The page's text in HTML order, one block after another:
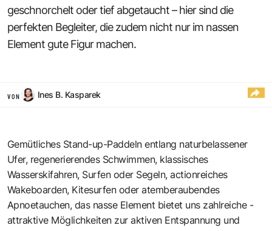
geschnorchelt oder tief abgetaucht – hier sind die
perfekten Begleiter, die zudem nicht nur im nassen
Element gute Figur machen.
VON Ines B. Kasparek
Gemütliches Stand-up-Paddeln entlang naturbelassener
Ufer, regenerierendes Schwimmen, klassisches
Wasserskifahren, Surfen oder Segeln, action­reiches
Wakeboarden, Kitesurfen oder atemberaubendes
Apnoetauchen, das nasse Element bietet uns zahlreiche ­
attraktive Möglichkeiten zur aktiven ­Entspannung und